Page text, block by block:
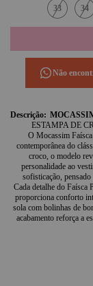
33 34
Não
ESTAMPA DE
O Mocassim
contemporânea do
croco, o modelo
personalidade ao
sofisticação,
Cada detalhe do Faísca
proporciona conforto
sola com bolinhas de
acabamento reforça a
atravessando